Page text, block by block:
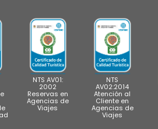
NTS AV01:
2002
Reservas en
Agencias de
Viajes
NTS
AV02:2014
Atención al
Cliente en
Agencias de
Viajes